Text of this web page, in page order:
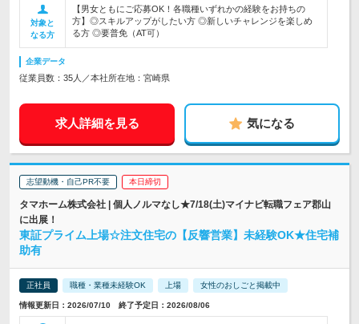
対象と
なる方
【男女ともにご応募OK！各職種いずれかの経験をお持ちの
方】◎スキルアップがしたい方 ◎新しいチャレンジを楽しめ
る方 ◎要普免（AT可）
企業データ
従業員数：35人／本社所在地：宮崎県
求人詳細を見る 気になる
志望動機・自己PR不要 本日締切
タマホーム株式会社 | 個人ノルマなし★7/18(土)マイナビ転職フェア郡山
に出展！
東証プライム上場☆注文住宅の【反響営業】未経験OK★住宅補
助有
正社員 職種・業種未経験OK 上場 女性のおしごと掲載中
情報更新日：2026/07/10 終了予定日：2026/08/06